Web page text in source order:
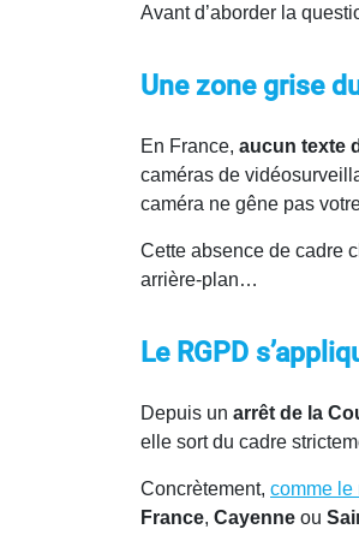
Avant d’aborder la
Une zone grise
En France, aucun texte
caméras de
caméra ne gêne pas
Cette absence de cadre
arrière-plan…
Le RGPD
Depuis un arrêt de la
elle sort du cadre
Concrètement, comme le
France, Cayenne ou